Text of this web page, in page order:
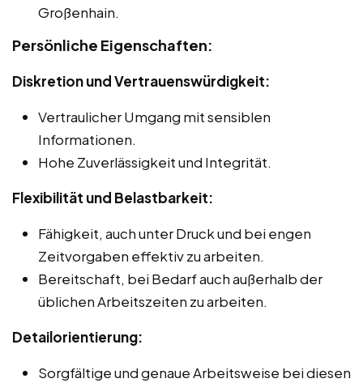
Großenhain.
Persönliche Eigenschaften:
Diskretion und Vertrauenswürdigkeit:
Vertraulicher Umgang mit sensiblen
Informationen.
Hohe Zuverlässigkeit und Integrität.
Flexibilität und Belastbarkeit:
Fähigkeit, auch unter Druck und bei engen
Zeitvorgaben effektiv zu arbeiten.
Bereitschaft, bei Bedarf auch außerhalb der
üblichen Arbeitszeiten zu arbeiten.
Detailorientierung:
Sorgfältige und genaue Arbeitsweise bei diesen